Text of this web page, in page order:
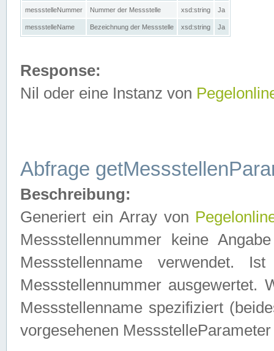
messstelleNummer Nummer der Messstelle xsd:string Ja
messstelleName Bezeichnung der Messstelle xsd:string Ja
Response:
Nil oder eine Instanz von
Abfrage
Beschreibung:
Generiert ein Array von
Messstellennummer keine
Messstellenname verwendet.
Messstellennummer ausgewertet.
Messstellenname spezifiziert
vorgesehenen